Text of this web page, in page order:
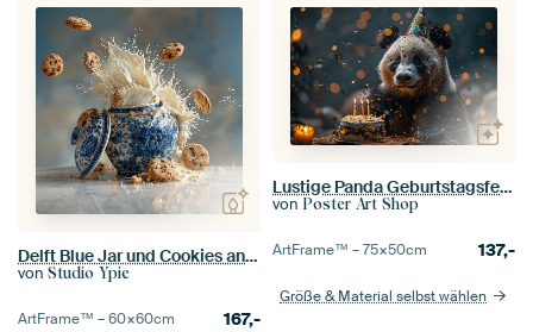
Delft Blue Jar und Cookies and Cream 4
von Studio Ypie
ArtFrame™ –60×60cm 167,-
Lustige Panda Geburtstagsfeier mit Kuchen und Kerzen
von Poster Art Shop
ArtFrame™ –75×50cm 137,-
Größe & Material selbst wählen